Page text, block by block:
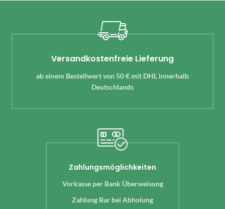
Versandkostenfreie Lieferung
ab einem Bestellwert von 50 € mit DHL innerhalb
Deutschlands
Zahlungsmöglichkeiten
Vorkasse per Bank Überweisung
Zahlung Bar bei Abholung